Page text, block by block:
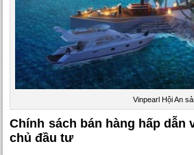
Vinpearl Hội An
Chính sách bán hàng hấp dẫn
chủ đầu tư